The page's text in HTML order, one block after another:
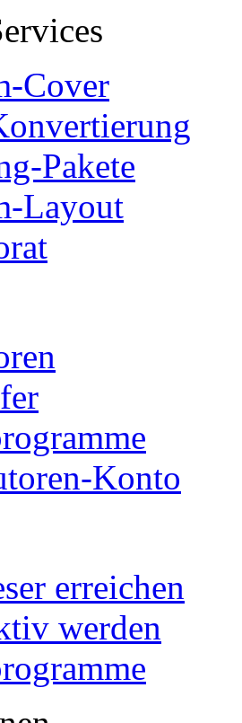
Cover
Pakete
Layout
Konto
erreichen
werden